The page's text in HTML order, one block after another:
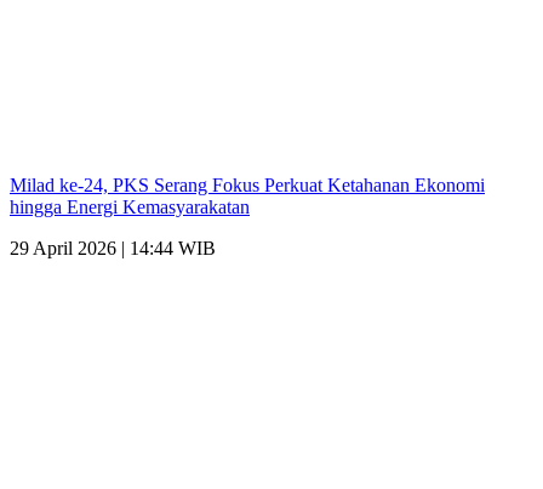
Milad ke-24, PKS Serang Fokus Perkuat Ketahanan Ekonomi
hingga Energi Kemasyarakatan
29 April 2026 | 14:44 WIB